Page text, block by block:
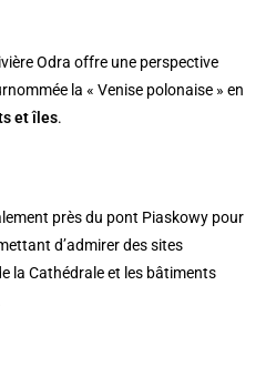
Odra offre une perspective
la « Venise polonaise » en
et îles.
près du pont Piaskowy pour
d’admirer des sites
la Cathédrale et les bâtiments